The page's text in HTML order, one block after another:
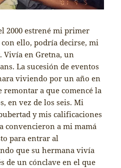
2000 estrené mi primer
ello, podría decirse, mi
Vivía en Gretna, un
La sucesión de eventos
viviendo por un año en
remontar a que comencé la
en vez de los seis. Mi
y mis calificaciones
convencieron a mi mamá
para entrar al
que su hermana vivía
de un cónclave en el que